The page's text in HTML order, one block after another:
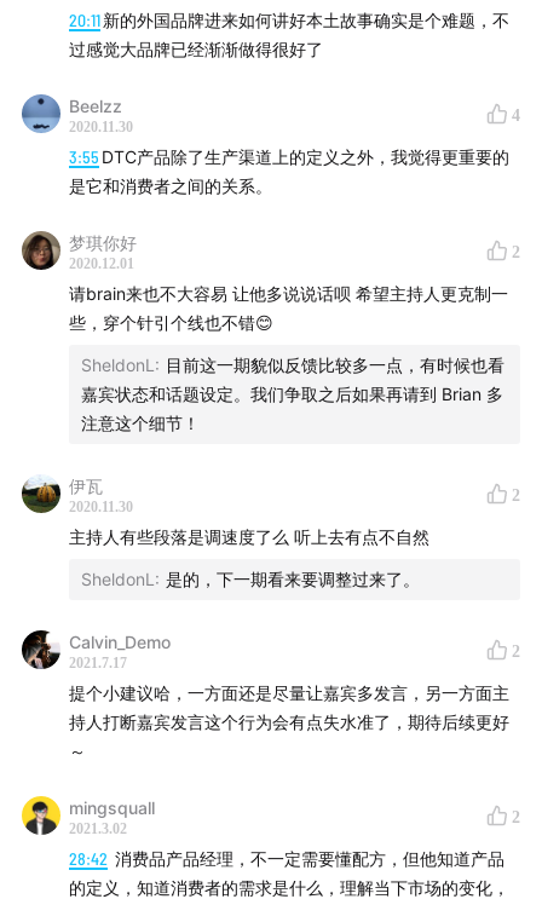
1. 《Rothy's：可机洗的环保平底鞋，回收利用了 2200
万个塑料瓶》，品牌星球官网，2019年4月
配乐：
- Joker（Six Umbrellas）
联系我们：
EICO 公众号：EICO
EICO 官网：eicoinc.com
与我们联系： Service@eicoinc.com
20:11新的外国品牌进来如何讲好本土故事确实是个难题，不
过感觉大品牌已经渐渐做得很好了
Beelzz
2020.11.30
4
3:55 DTC产品除了生产渠道上的定义之外，我觉得更重要的
是它和消费者之间的关系。
梦琪你好
2020.12.01
2
请brain来也不大容易 让他多说说话呗 希望主持人更克制一
些，穿个针引个线也不错😊
SheldonL : 目前这一期貌似反馈比较多一点，有时候也看
嘉宾状态和话题设定。我们争取之后如果再请到 Brian 多
注意这个细节！
伊瓦
2020.11.30
2
主持人有些段落是调速度了么 听上去有点不自然
SheldonL : 是的，下一期看来要调整过来了。
Calvin_Demo
2021.7.17
2
提个小建议哈，一方面还是尽量让嘉宾多发言，另一方面主
持人打断嘉宾发言这个行为会有点失水准了，期待后续更好
～
mingsquall
2021.3.02
2
28:42 消费品产品经理，不一定需要懂配方，但他知道产品
的定义，知道消费者的需求是什么，理解当下市场的变化，